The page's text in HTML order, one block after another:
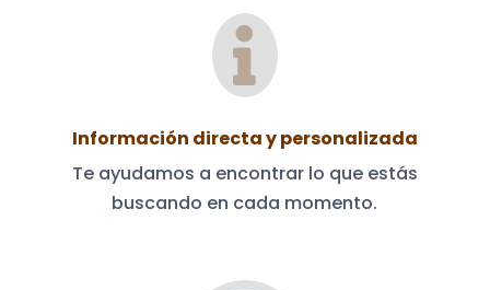

Información directa y personalizada
Te ayudamos a encontrar lo que estás
buscando en cada momento.